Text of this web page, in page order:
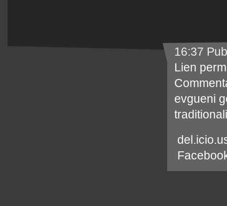
16:37
Lien
evgueni